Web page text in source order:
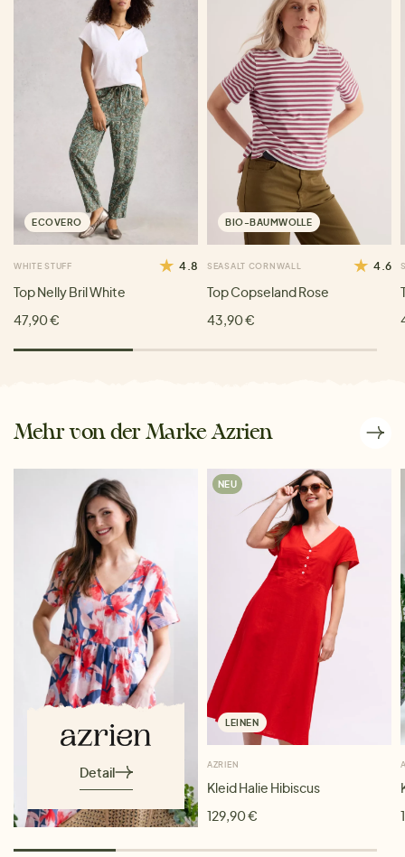
ECOVERO
WHITE STUFF 4.8
Top Nelly Bril White
47,90 €
BIO-BAUMWOLLE
SEASALT CORNWALL 4.6
Top Copseland Rose
43,90 €
Mehr von der Marke Azrien
Detail
NEU
LEINEN
AZRIEN
Kleid Halie Hibiscus
129,90 €